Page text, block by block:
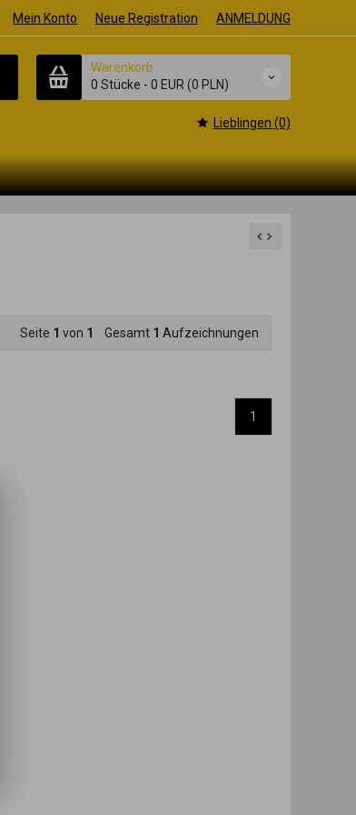
Mein Konto Neue Registration ANMELDUNG
Warenkorb
0 Stücke - 0 EUR (0 PLN)
Lieblingen (0)
Seite 1 von 1 Gesamt 1 Aufzeichnungen
1